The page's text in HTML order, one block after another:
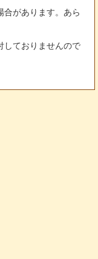
があります。あら
しておりませんので